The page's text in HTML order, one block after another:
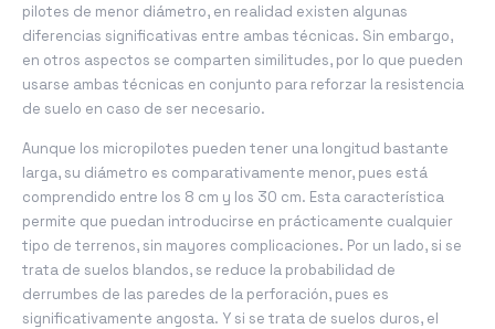
pilotes de menor diámetro, en realidad existen algunas
diferencias significativas entre ambas técnicas. Sin embargo,
en otros aspectos se comparten similitudes, por lo que pueden
usarse ambas técnicas en conjunto para reforzar la resistencia
de suelo en caso de ser necesario.
Aunque los micropilotes pueden tener una longitud bastante
larga, su diámetro es comparativamente menor, pues está
comprendido entre los 8 cm y los 30 cm. Esta característica
permite que puedan introducirse en prácticamente cualquier
tipo de terrenos, sin mayores complicaciones. Por un lado, si se
trata de suelos blandos, se reduce la probabilidad de
derrumbes de las paredes de la perforación, pues es
significativamente angosta. Y si se trata de suelos duros, el